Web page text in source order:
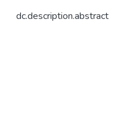
dc.description.abstract